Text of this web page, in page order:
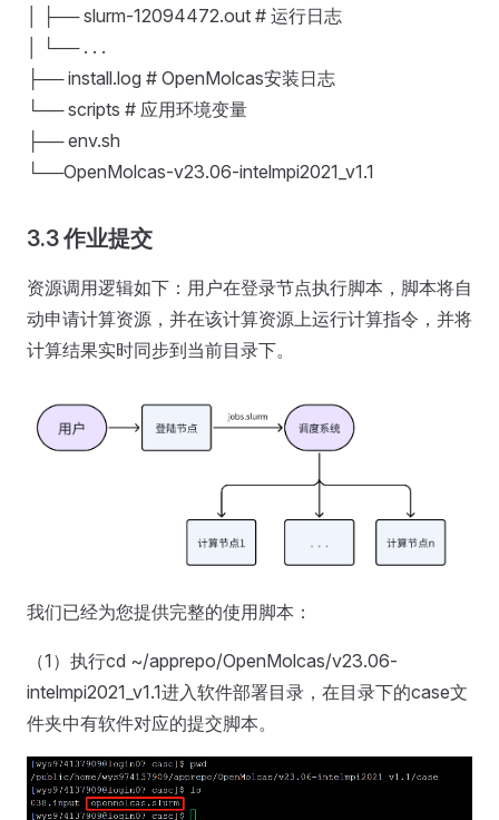
│ ├── slurm-12094472.out # 运行日志
│ └── . . .
├── install.log # OpenMolcas安装日志
└── scripts # 应用环境变量
├── env.sh
└──OpenMolcas-v23.06-intelmpi2021_v1.1
3.3 作业提交
资源调用逻辑如下：用户在登录节点执行脚本，脚本将自
动申请计算资源，并在该计算资源上运行计算指令，并将
计算结果实时同步到当前目录下。
我们已经为您提供完整的使用脚本：
（1）执行cd ~/apprepo/OpenMolcas/v23.06-
intelmpi2021_v1.1进入软件部署目录，在目录下的case文
件夹中有软件对应的提交脚本。